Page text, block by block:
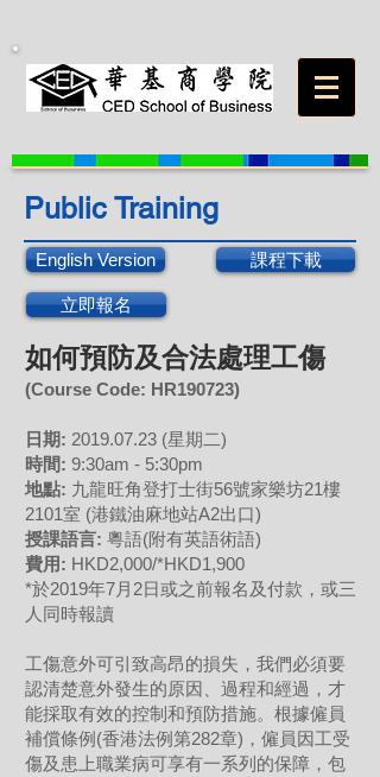
Public Training
English Version 課程下載
立即報名
如何預防及合法處理工傷
(Course Code: HR190723)
日期: 2019.07.23 (星期二)
時間: 9:30am - 5:30pm
地點: 九龍旺角登打士街56號家樂坊21樓
2101室 (港鐵油麻地站A2出口)
授課語言: 粵語(附有英語術語)
費用: HKD2,000/*HKD1,900
*於2019年7月2日或之前報名及付款，或三
人同時報讀
工傷意外可引致高昂的損失，我們必須要
認清楚意外發生的原因、過程和經過，才
能採取有效的控制和預防措施。根據僱員
補償條例(香港法例第282章)，僱員因工受
傷及患上職業病可享有一系列的保障，包